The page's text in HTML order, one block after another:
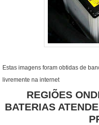
Estas imagens foram obtidas de
livremente na internet
REGIÕES
BATERIAS